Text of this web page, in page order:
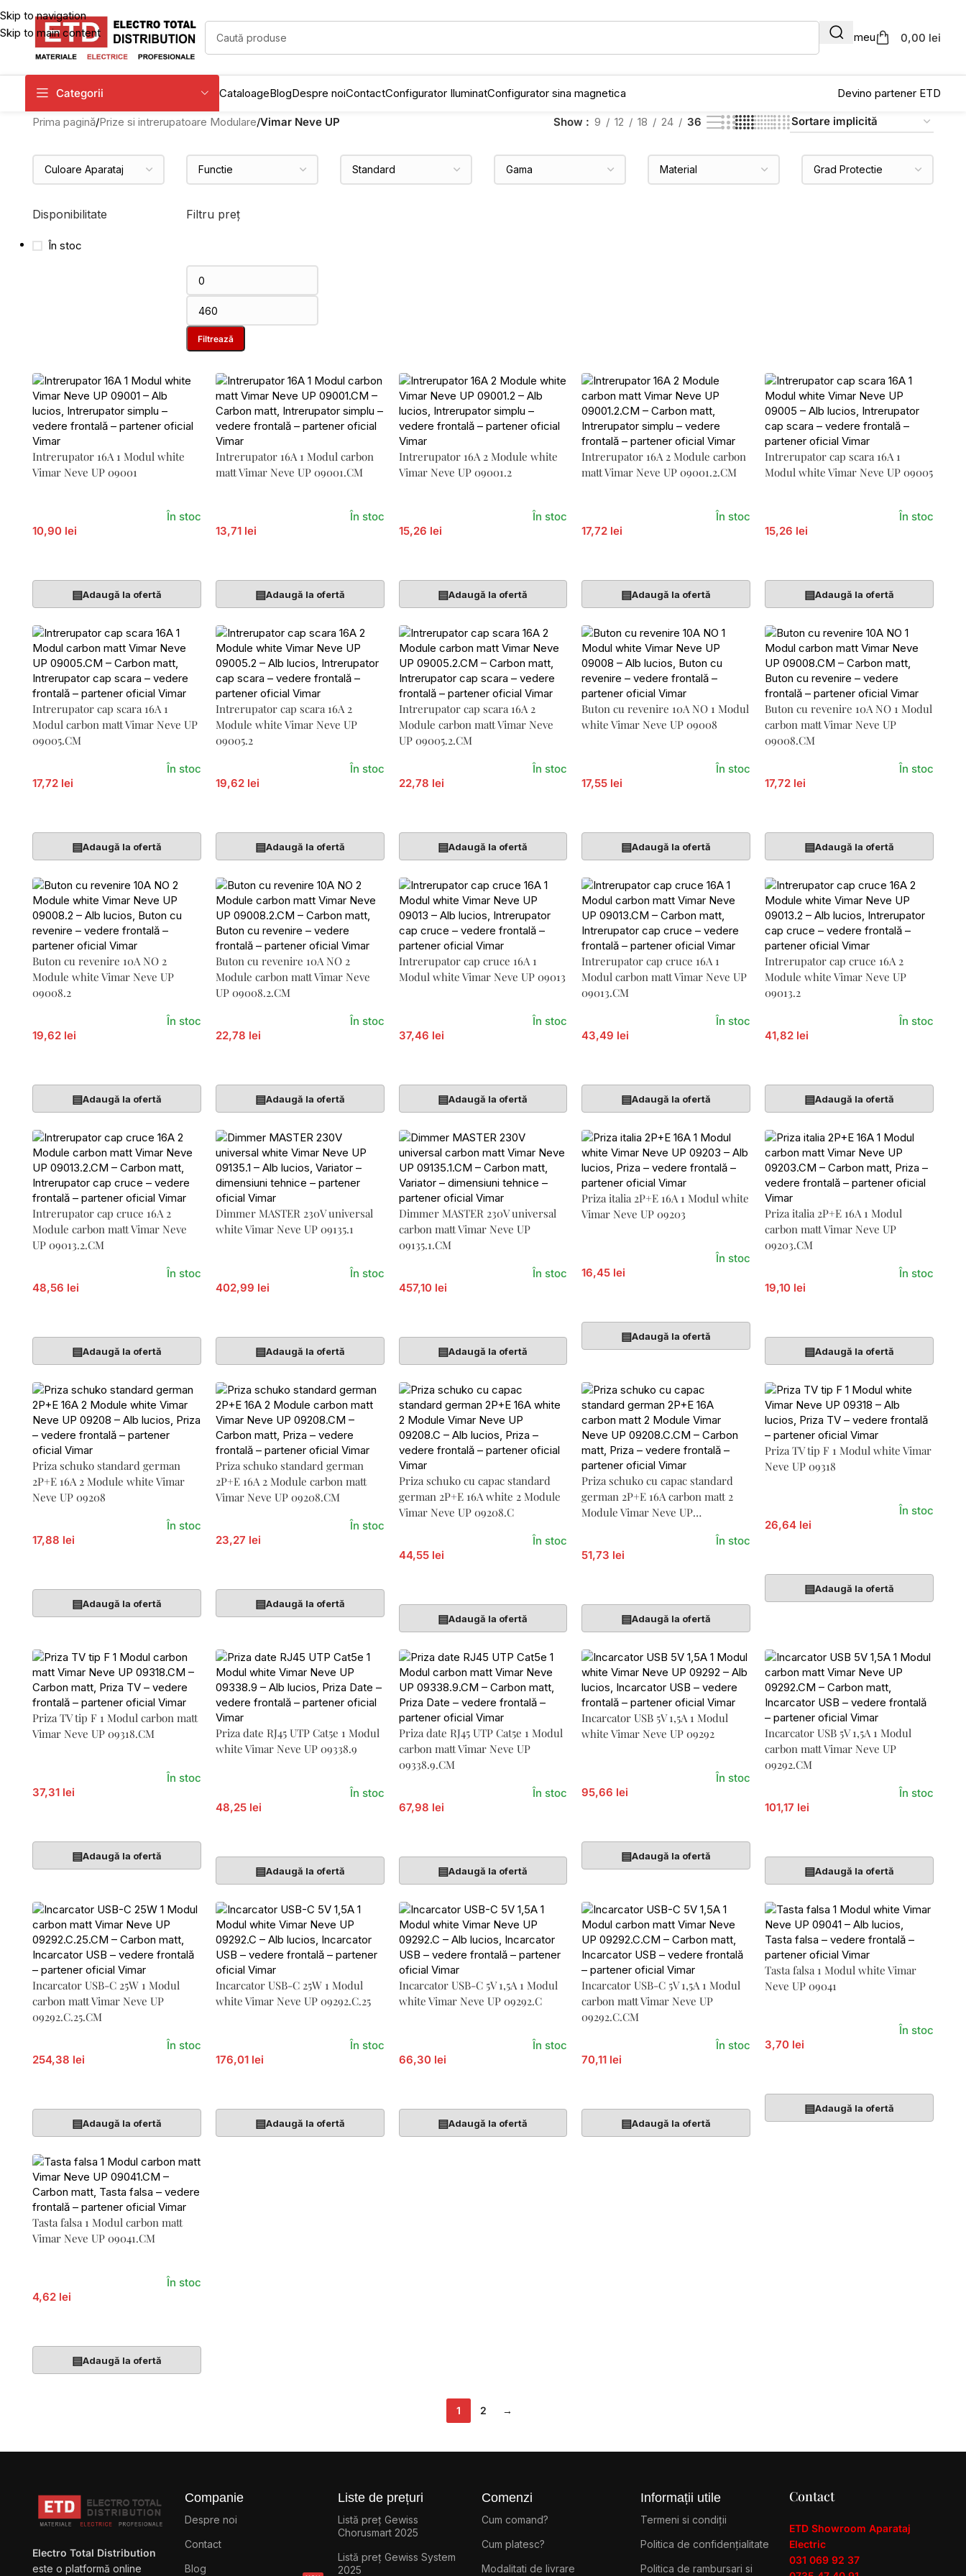
Skip to navigation
Skip to main content
Contul meu 0,00 lei
Categorii CataloageBlogDespre noiContactConfigurator IluminatConfigurator sina magnetica Devino partener ETD
Prima pagină/Prize si intrerupatoare Modulare/Vimar Neve UP Show 9 12 18 24 36
Disponibilitate
În stoc
Filtru preț
Filtrează
Intrerupator 16A 1 Modul white
Vimar Neve UP 09001
10,90 lei
În stoc
▤Adaugă la ofertă
Intrerupator 16A 1 Modul carbon
matt Vimar Neve UP 09001.CM
13,71 lei
În stoc
▤Adaugă la ofertă
Intrerupator 16A 2 Module white
Vimar Neve UP 09001.2
15,26 lei
În stoc
▤Adaugă la ofertă
Intrerupator 16A 2 Module carbon
matt Vimar Neve UP 09001.2.CM
17,72 lei
În stoc
▤Adaugă la ofertă
Intrerupator cap scara 16A 1
Modul white Vimar Neve UP 09005
15,26 lei
În stoc
▤Adaugă la ofertă
Intrerupator cap scara 16A 1
Modul carbon matt Vimar Neve UP
09005.CM
17,72 lei
În stoc
▤Adaugă la ofertă
Intrerupator cap scara 16A 2
Module white Vimar Neve UP
09005.2
19,62 lei
În stoc
▤Adaugă la ofertă
Intrerupator cap scara 16A 2
Module carbon matt Vimar Neve
UP 09005.2.CM
22,78 lei
În stoc
▤Adaugă la ofertă
Buton cu revenire 10A NO 1 Modul
white Vimar Neve UP 09008
17,55 lei
În stoc
▤Adaugă la ofertă
Buton cu revenire 10A NO 1 Modul
carbon matt Vimar Neve UP
09008.CM
17,72 lei
În stoc
▤Adaugă la ofertă
Buton cu revenire 10A NO 2
Module white Vimar Neve UP
09008.2
19,62 lei
În stoc
▤Adaugă la ofertă
Buton cu revenire 10A NO 2
Module carbon matt Vimar Neve
UP 09008.2.CM
22,78 lei
În stoc
▤Adaugă la ofertă
Intrerupator cap cruce 16A 1
Modul white Vimar Neve UP 09013
37,46 lei
În stoc
▤Adaugă la ofertă
Intrerupator cap cruce 16A 1
Modul carbon matt Vimar Neve UP
09013.CM
43,49 lei
În stoc
▤Adaugă la ofertă
Intrerupator cap cruce 16A 2
Module white Vimar Neve UP
09013.2
41,82 lei
În stoc
▤Adaugă la ofertă
Intrerupator cap cruce 16A 2
Module carbon matt Vimar Neve
UP 09013.2.CM
48,56 lei
În stoc
▤Adaugă la ofertă
Dimmer MASTER 230V universal
white Vimar Neve UP 09135.1
402,99 lei
În stoc
▤Adaugă la ofertă
Dimmer MASTER 230V universal
carbon matt Vimar Neve UP
09135.1.CM
457,10 lei
În stoc
▤Adaugă la ofertă
Priza italia 2P+E 16A 1 Modul white
Vimar Neve UP 09203
16,45 lei
În stoc
▤Adaugă la ofertă
Priza italia 2P+E 16A 1 Modul
carbon matt Vimar Neve UP
09203.CM
19,10 lei
În stoc
▤Adaugă la ofertă
Priza schuko standard german
2P+E 16A 2 Module white Vimar
Neve UP 09208
17,88 lei
În stoc
▤Adaugă la ofertă
Priza schuko standard german
2P+E 16A 2 Module carbon matt
Vimar Neve UP 09208.CM
23,27 lei
În stoc
▤Adaugă la ofertă
Priza schuko cu capac standard
german 2P+E 16A white 2 Module
Vimar Neve UP 09208.C
44,55 lei
În stoc
▤Adaugă la ofertă
Priza schuko cu capac standard
german 2P+E 16A carbon matt 2
Module Vimar Neve UP
51,73 lei
În stoc
▤Adaugă la ofertă
Priza TV tip F 1 Modul white Vimar
Neve UP 09318
26,64 lei
În stoc
▤Adaugă la ofertă
Priza TV tip F 1 Modul carbon matt
Vimar Neve UP 09318.CM
37,31 lei
În stoc
▤Adaugă la ofertă
Priza date RJ45 UTP Cat5e 1 Modul
white Vimar Neve UP 09338.9
48,25 lei
În stoc
▤Adaugă la ofertă
Priza date RJ45 UTP Cat5e 1 Modul
carbon matt Vimar Neve UP
09338.9.CM
67,98 lei
În stoc
▤Adaugă la ofertă
Incarcator USB 5V 1,5A 1 Modul
white Vimar Neve UP 09292
95,66 lei
În stoc
▤Adaugă la ofertă
Incarcator USB 5V 1,5A 1 Modul
carbon matt Vimar Neve UP
09292.CM
101,17 lei
În stoc
▤Adaugă la ofertă
Incarcator USB-C 25W 1 Modul
carbon matt Vimar Neve UP
09292.C.25.CM
254,38 lei
În stoc
▤Adaugă la ofertă
Incarcator USB-C 25W 1 Modul
white Vimar Neve UP 09292.C.25
176,01 lei
În stoc
▤Adaugă la ofertă
Incarcator USB-C 5V 1,5A 1 Modul
white Vimar Neve UP 09292.C
66,30 lei
În stoc
▤Adaugă la ofertă
Incarcator USB-C 5V 1,5A 1 Modul
carbon matt Vimar Neve UP
09292.C.CM
70,11 lei
În stoc
▤Adaugă la ofertă
Tasta falsa 1 Modul white Vimar
Neve UP 09041
3,70 lei
În stoc
▤Adaugă la ofertă
Tasta falsa 1 Modul carbon matt
Vimar Neve UP 09041.CM
4,62 lei
În stoc
▤Adaugă la ofertă
1 2 →
Electro Total Distribution
este o platformă online
Companie
Despre noi
Contact
Blog
Liste de prețuri
Listă preț Gewiss
Chorusmart 2025
Listă preț Gewiss System
2025
Comenzi
Cum comand?
Cum platesc?
Modalitati de livrare
Informații utile
Termeni si condiții
Politica de confidențialitate
Politica de rambursari si
Contact
ETD Showroom Aparataj
Electric
031 069 92 37